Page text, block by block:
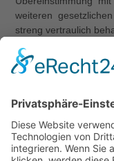
weiteren
streng vertraulich
Umfang und
wir Ihre damit
Kontakt- und
Notizen im Rahmen
dies zur